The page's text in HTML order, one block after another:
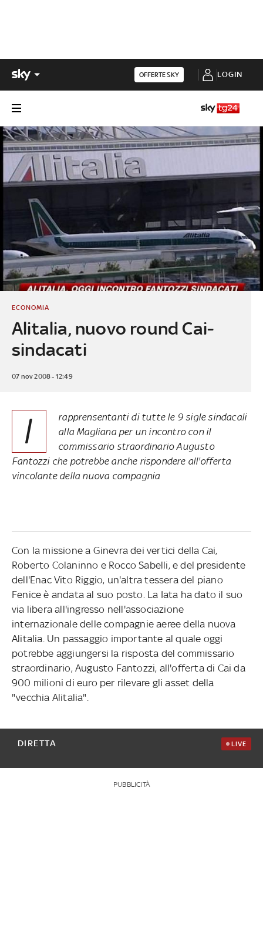
OFFERTE SKY LOGIN
Alitalia, nuovo round Cai-
sindacati
ECONOMIA
07 nov 2008 - 12:49
I
rapprensentanti di tutte le 9 sigle sindacali
alla Magliana per un incontro con il
commissario straordinario Augusto
Fantozzi che potrebbe anche rispondere all'offerta
vincolante della nuova compagnia
Con la missione a Ginevra dei vertici della Cai,
Roberto Colaninno e Rocco Sabelli, e del presidente
dell'Enac Vito Riggio, un'altra tessera del piano
Fenice è andata al suo posto. La Iata ha dato il suo
via libera all'ingresso nell'associazione
internazionale delle compagnie aeree della nuova
Alitalia. Un passaggio importante al quale oggi
potrebbe aggiungersi la risposta del commissario
straordinario, Augusto Fantozzi, all'offerta di Cai da
900 milioni di euro per rilevare gli asset della
"vecchia Alitalia".
DIRETTA LIVE
PUBBLICITÀ